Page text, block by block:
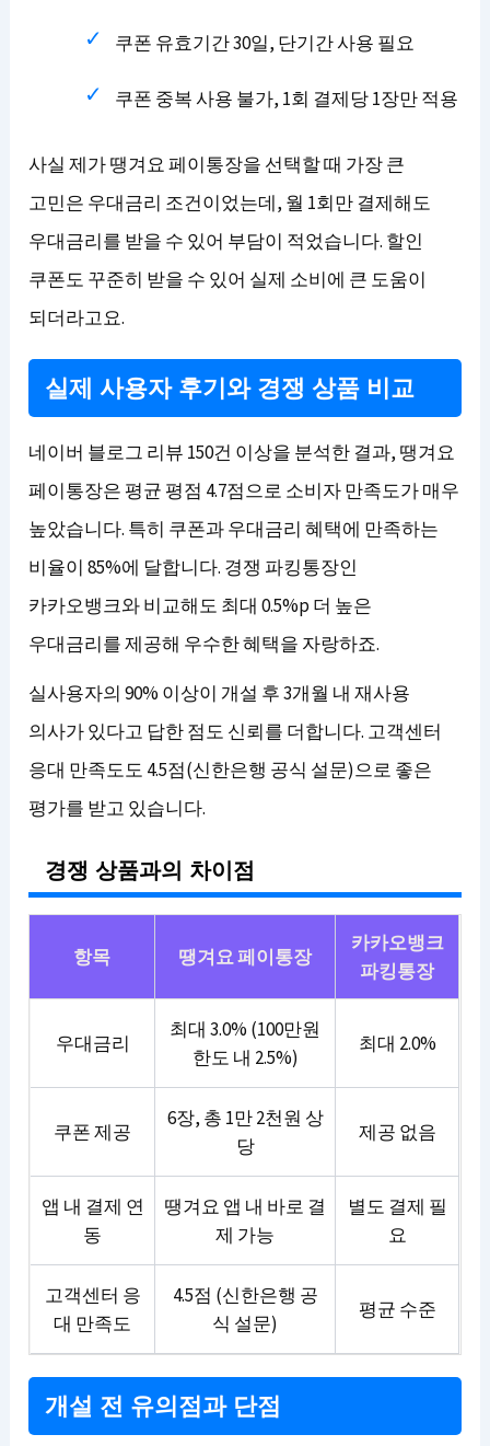
쿠폰 유효기간 30일, 단기간 사용 필요
쿠폰 중복 사용 불가, 1회 결제당 1장만 적용
사실 제가 땡겨요 페이통장을 선택할 때 가장 큰
고민은 우대금리 조건이었는데, 월 1회만 결제해도
우대금리를 받을 수 있어 부담이 적었습니다. 할인
쿠폰도 꾸준히 받을 수 있어 실제 소비에 큰 도움이
되더라고요.
실제 사용자 후기와 경쟁 상품 비교
네이버 블로그 리뷰 150건 이상을 분석한 결과, 땡겨요
페이통장은 평균 평점 4.7점으로 소비자 만족도가 매우
높았습니다. 특히 쿠폰과 우대금리 혜택에 만족하는
비율이 85%에 달합니다. 경쟁 파킹통장인
카카오뱅크와 비교해도 최대 0.5%p 더 높은
우대금리를 제공해 우수한 혜택을 자랑하죠.
실사용자의 90% 이상이 개설 후 3개월 내 재사용
의사가 있다고 답한 점도 신뢰를 더합니다. 고객센터
응대 만족도도 4.5점(신한은행 공식 설문)으로 좋은
평가를 받고 있습니다.
경쟁 상품과의 차이점
항목 땡겨요 페이통장
카카오뱅크
파킹통장
우대금리
최대 3.0% (100만원
한도 내 2.5%)
최대 2.0%
쿠폰 제공
6장, 총 1만 2천원 상
당
제공 없음
앱 내 결제 연
동
땡겨요 앱 내 바로 결
제 가능
별도 결제 필
요
고객센터 응
대 만족도
4.5점 (신한은행 공
식 설문)
평균 수준
개설 전 유의점과 단점